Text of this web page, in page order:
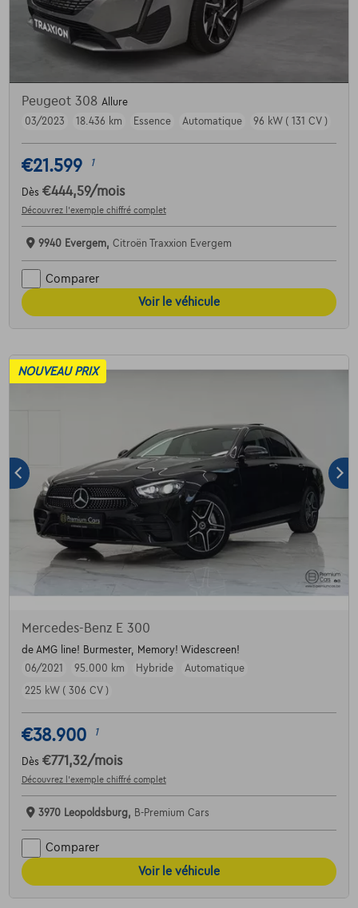
Peugeot 308 Allure
03/2023
18.436 km Essence Automatique 96 kW ( 131 CV )
€21.599 1
Dès €444,59/mois
Découvrez l’exemple chiffré complet
9940 Evergem, Citroën Traxxion Evergem
Comparer
Voir le véhicule
NOUVEAU PRIX
Mercedes-Benz E 300
de AMG line! Burmester, Memory! Widescreen!
06/2021
95.000 km Hybride
Automatique
225 kW ( 306 CV )
€38.900 1
Dès €771,32/mois
Découvrez l’exemple chiffré complet
3970 Leopoldsburg, B-Premium Cars
Comparer
Voir le véhicule